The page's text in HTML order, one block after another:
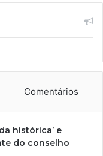
Comentários
histórica’ e
do conselho